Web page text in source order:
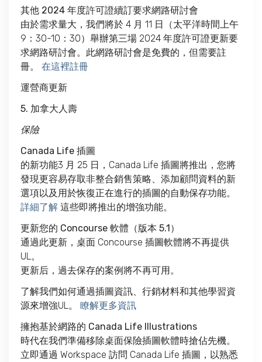
其他 2024 年度許可證續訂要求網路研討會
由於需求量大，我們將於 4 月 11 日（太平洋時間上午
9：30-10：30）舉辦第三場 2024 年度許可證更新要
求網路研討會。此網路研討會是免費的，但需要註
冊。 在這裡註冊
運營商更新
5. 加拿大人壽
保險
Canada Life 插圖
的新功能3 月 25 日，Canada Life 插圖將推出，您將
發現更容易存取非整合銷售策略、添加顧問資料的新
選項以及用於恢復正在進行的插圖的自動保存功能。
詳細了解 這些即將推出的增強功能。
更新您的 Concourse 軟體（版本 5.1）
通過此更新，桌面 Concourse 插圖軟體將不再提供
UL。
更新后，過去保存的案例將不再可用。
了解我們如何通過插圖資訊、行銷材料和其他學習資
源來增強UL。 瞭解更多資訊
擁抱基於網路的 Canada Life Illustrations
時代在我們準備移除桌面保險插圖軟體時搶佔先機。
立即通過 Workspace 訪問 Canada Life 插圖，以熟悉